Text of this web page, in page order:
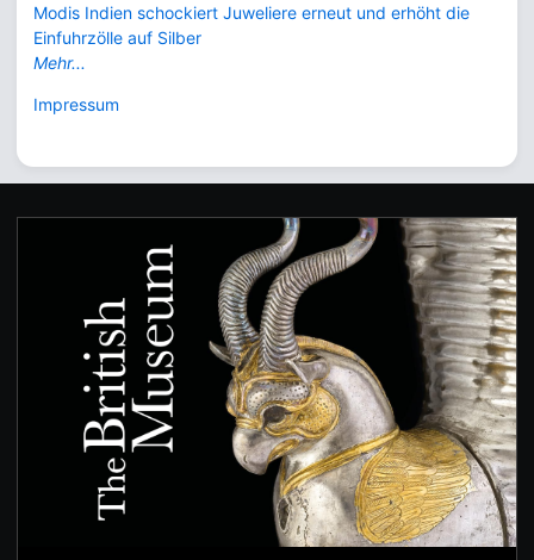
Modis Indien schockiert Juweliere erneut und erhöht die
Einfuhrzölle auf Silber
Mehr...
Impressum